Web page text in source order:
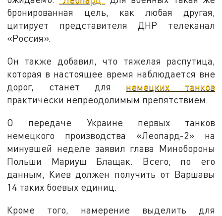
бронированная цель, как любая другая,
цитирует представителя ДНР телеканал
«Россия».
Он также добавил, что тяжелая распутица,
которая в настоящее время наблюдается вне
дорог, станет для немецких танков
практически непреодолимым препятствием.
О передаче Украине первых танков
немецкого производства «Леопард-2» на
минувшей неделе заявил глава Минобороны
Польши Мариуш Блащак. Всего, по его
данным, Киев должен получить от Варшавы
14 таких боевых единиц.
Кроме того, намерение выделить для